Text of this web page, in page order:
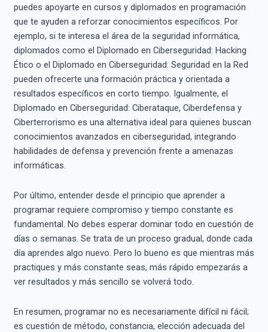
puedes apoyarte en cursos y diplomados en programación
que te ayuden a reforzar conocimientos específicos. Por
ejemplo, si te interesa el área de la seguridad informática,
diplomados como el Diplomado en Ciberseguridad: Hacking
Ético o el Diplomado en Ciberseguridad: Seguridad en la Red
pueden ofrecerte una formación práctica y orientada a
resultados específicos en corto tiempo. Igualmente, el
Diplomado en Ciberseguridad: Ciberataque, Ciberdefensa y
Ciberterrorismo es una alternativa ideal para quienes buscan
conocimientos avanzados en ciberseguridad, integrando
habilidades de defensa y prevención frente a amenazas
informáticas.
Por último, entender desde el principio que aprender a
programar requiere compromiso y tiempo constante es
fundamental. No debes esperar dominar todo en cuestión de
días o semanas. Se trata de un proceso gradual, donde cada
día aprendes algo nuevo. Pero lo bueno es que mientras más
practiques y más constante seas, más rápido empezarás a
ver resultados y más sencillo se volverá todo.
En resumen, programar no es necesariamente difícil ni fácil;
es cuestión de método, constancia, elección adecuada del